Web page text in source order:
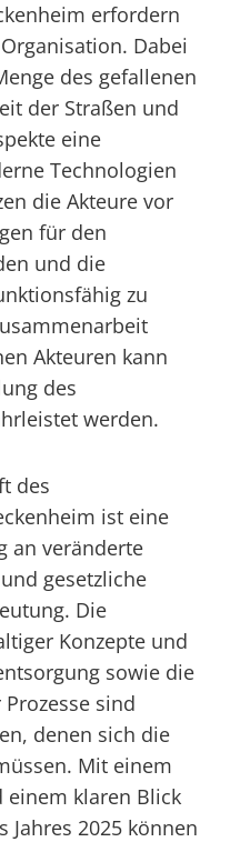
erfordern
Dabei
des gefallenen
der Straßen und
eine
Technologien
die Akteure vor
für den
und die
zu
Akteuren kann
des
werden.
des
ist eine
an veränderte
gesetzliche
Die
Konzepte und
sowie die
sind
denen sich die
Mit einem
einem klaren Blick
2025 können